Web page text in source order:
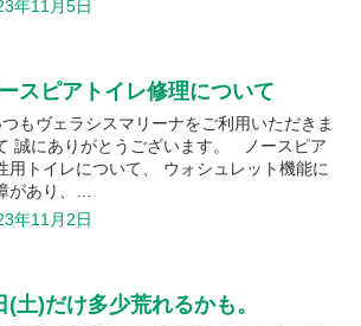
年11月5日
スピアトイレ修理について
もヴェラシスマリーナをご利用いただきま
誠にありがとうございます。 ノースピア
用トイレについて、 ウォシュレット機能に
があり、…
年11月2日
(土)だけ多少荒れるかも。